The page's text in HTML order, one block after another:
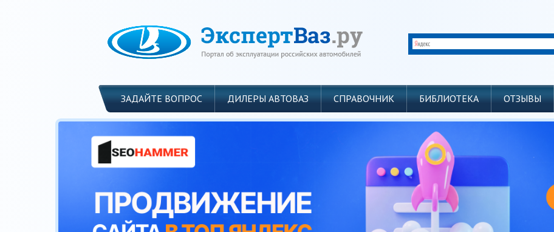
ЗАДАЙТЕ ВОПРОС ДИЛЕРЫ АВТОВАЗ СПРАВОЧНИК БИБЛИОТЕКА ОТЗЫВЫ